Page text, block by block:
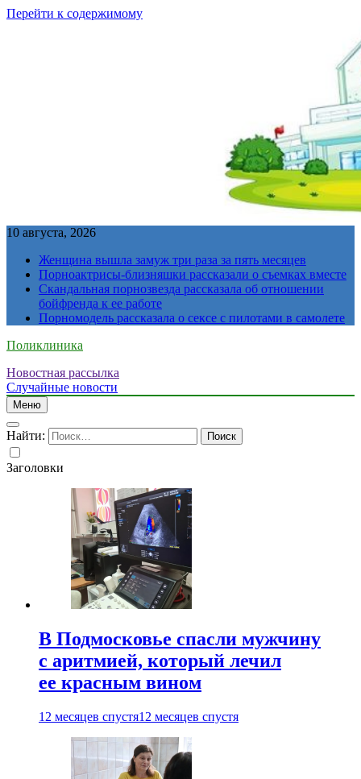
Перейти к содержимому
10 августа, 2026
Женщина вышла замуж три раза за пять месяцев
Порноактрисы-близняшки рассказали о съемках вместе
Скандальная порнозвезда рассказала об отношении
бойфренда к ее работе
Порномодель рассказала о сексе с пилотами в самолете
Поликлиника
Новостная рассылка
Случайные новости
Меню
Найти:
Заголовки
В Подмосковье спасли мужчину
с аритмией, который лечил
ее красным вином
12 месяцев спустя12 месяцев спустя